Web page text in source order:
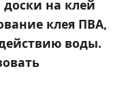
на клей
клея ПВА,
воды.